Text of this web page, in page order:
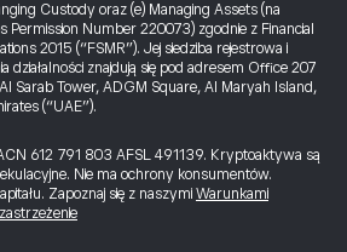
Custody oraz (e) Managing Assets (na
Permission Number 220073) zgodnie z Financial
2015 (“FSMR”). Jej siedziba rejestrowa i
działalności znajdują się pod adresem Office 207
Sarab Tower, ADGM Square, Al Maryah Island,
(“UAE”).
612 791 803 AFSL 491139. Kryptoaktywa są
Nie ma ochrony konsumentów.
Zapoznaj się z naszymi Warunkami